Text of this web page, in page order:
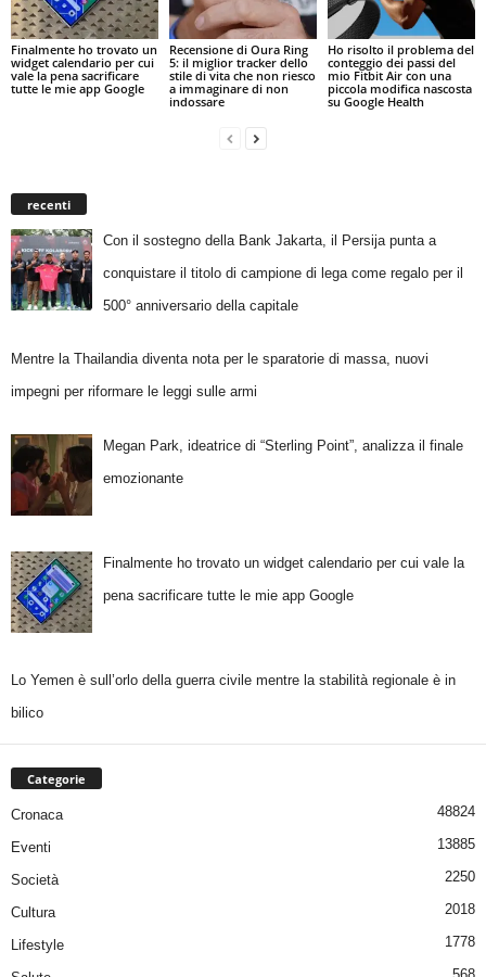
Finalmente ho trovato un
widget calendario per cui
vale la pena sacrificare
tutte le mie app Google
Recensione di Oura Ring
5: il miglior tracker dello
stile di vita che non riesco
a immaginare di non
indossare
Ho risolto il problema del
conteggio dei passi del
mio Fitbit Air con una
piccola modifica nascosta
su Google Health
recenti
Con il sostegno della Bank Jakarta, il Persija punta a
conquistare il titolo di campione di lega come regalo per il
500° anniversario della capitale
Mentre la Thailandia diventa nota per le sparatorie di massa, nuovi
impegni per riformare le leggi sulle armi
Megan Park, ideatrice di “Sterling Point”, analizza il finale
emozionante
Finalmente ho trovato un widget calendario per cui vale la
pena sacrificare tutte le mie app Google
Lo Yemen è sull’orlo della guerra civile mentre la stabilità regionale è in
bilico
Categorie
Cronaca 48824
Eventi 13885
Società 2250
Cultura 2018
Lifestyle 1778